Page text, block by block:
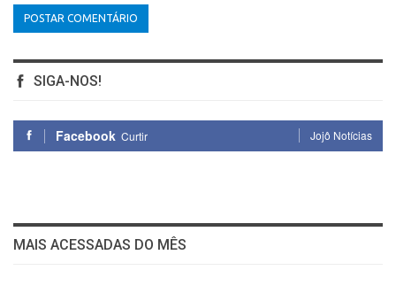
SIGA-NOS!
Facebook Curtir Jojô Notícias
MAIS ACESSADAS DO MÊS